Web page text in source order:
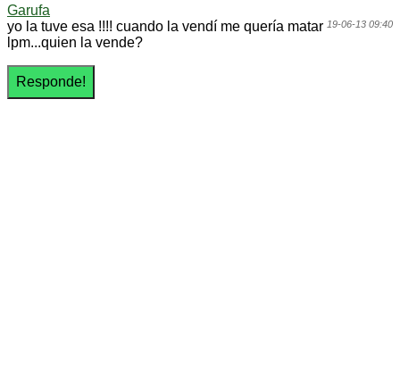
Garufa
19-06-13 09:40
yo la tuve esa !!!! cuando la vendí me quería matar
lpm...quien la vende?